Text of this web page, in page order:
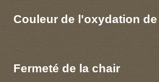
Couleur de l'oxydation
Fermeté de la chair